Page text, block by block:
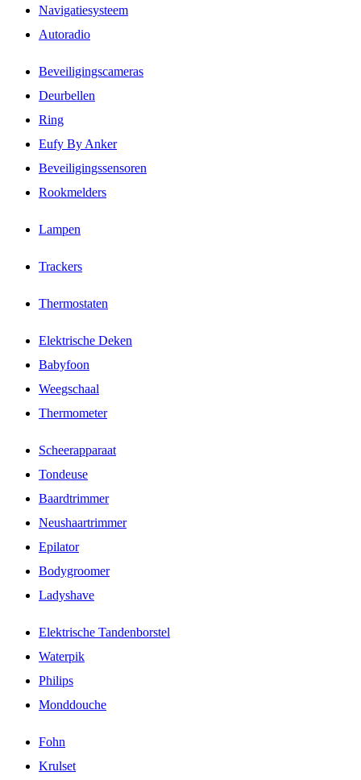
Navigatiesysteem
Autoradio
Beveiligingscameras
Deurbellen
Ring
Eufy By Anker
Beveiligingssensoren
Rookmelders
Lampen
Trackers
Thermostaten
Elektrische Deken
Babyfoon
Weegschaal
Thermometer
Scheerapparaat
Tondeuse
Baardtrimmer
Neushaartrimmer
Epilator
Bodygroomer
Ladyshave
Elektrische Tandenborstel
Waterpik
Philips
Monddouche
Fohn
Krulset